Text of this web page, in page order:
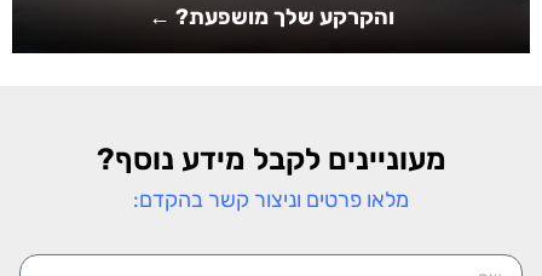
והקרקע שלך מושפעת? ←
מעוניינים לקבל מידע נוסף?
מלאו פרטים וניצור קשר בהקדם: